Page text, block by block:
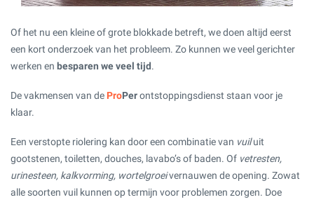
Of het nu een kleine of grote blokkade betreft, we doen altijd eerst
een kort onderzoek van het probleem. Zo kunnen we veel gerichter
werken en besparen we veel tijd.
De vakmensen van de ProPerontstoppingsdienst staan voor je
klaar.
Een verstopte riolering kan door een combinatie van vuiluit
gootstenen, toiletten, douches, lavabo’s of baden. Of vetresten,
urinesteen, kalkvorming, wortelgroeivernauwen de opening. Zowat
alle soorten vuil kunnen op termijn voor problemen zorgen. Doe